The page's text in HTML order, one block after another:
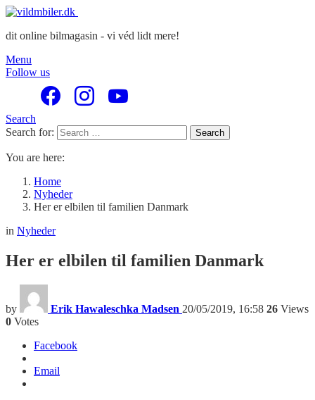
dit online bilmagasin - vi véd lidt mere!
Menu
Follow us
Search
Search for:
Search
You are here:
Home
Nyheder
Her er elbilen til familien Danmark
in Nyheder
Her er elbilen til familien Danmark
by Erik Hawaleschka Madsen 20/05/2019, 16:58 26 Views
0 Votes
Facebook
Email